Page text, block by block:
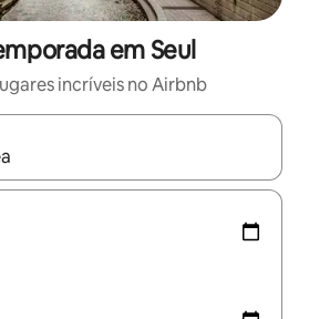
em Seul
incríveis no Airbnb
estiverem disponíveis, explore-os